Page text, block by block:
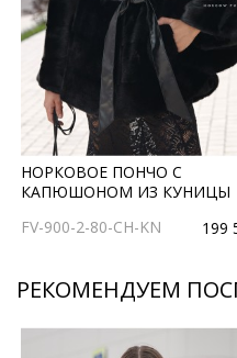
НОРКОВОЕ ПОНЧО С
КАПЮШОНОМ ИЗ КУНИЦЫ
FV-900-2-80-CH-KN
199
РЕКОМЕНДУЕМ